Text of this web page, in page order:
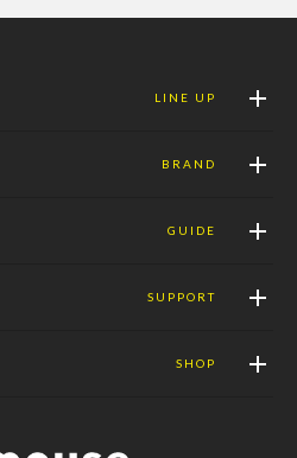
LINE UP
BRAND
GUIDE
SUPPORT
SHOP